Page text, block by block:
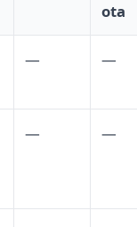
ota
— —
— —